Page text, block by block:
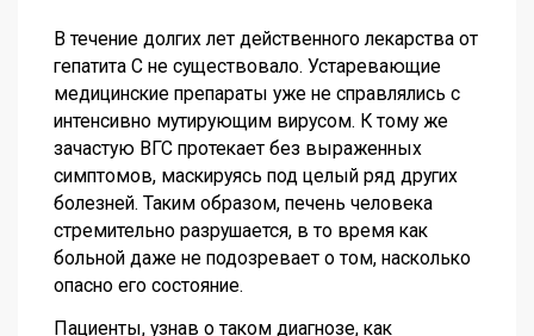
В течение долгих лет действенного лекарства от
гепатита С не существовало. Устаревающие
медицинские препараты уже не справлялись с
интенсивно мутирующим вирусом. К тому же
зачастую ВГС протекает без выраженных
симптомов, маскируясь под целый ряд других
болезней. Таким образом, печень человека
стремительно разрушается, в то время как
больной даже не подозревает о том, насколько
опасно его состояние.
Пациенты, узнав о таком диагнозе, как